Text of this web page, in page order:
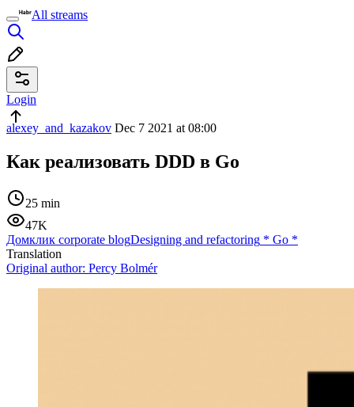
All streams
Login
alexey_and_kazakov Dec 7 2021 at 08:00
Как реализовать DDD в Go
25 min
47K
Домклик corporate blogDesigning and refactoring * Go *
Translation
Original author: Percy Bolmér